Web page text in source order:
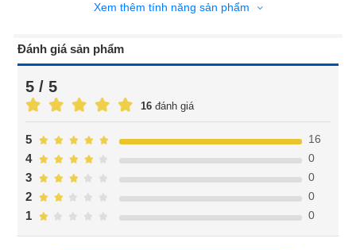
Xem thêm tính năng sản phẩm
Đánh giá sản phẩm
5 / 5
16 đánh giá
1 0
2 0
3 0
4 0
5 16